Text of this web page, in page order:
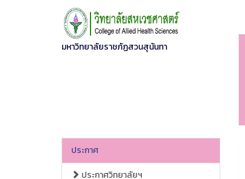
มหาวิทยาลัยราชภัฏสวนสุนันทา
ประกาศ
ประกาศวิทยาลัยฯ